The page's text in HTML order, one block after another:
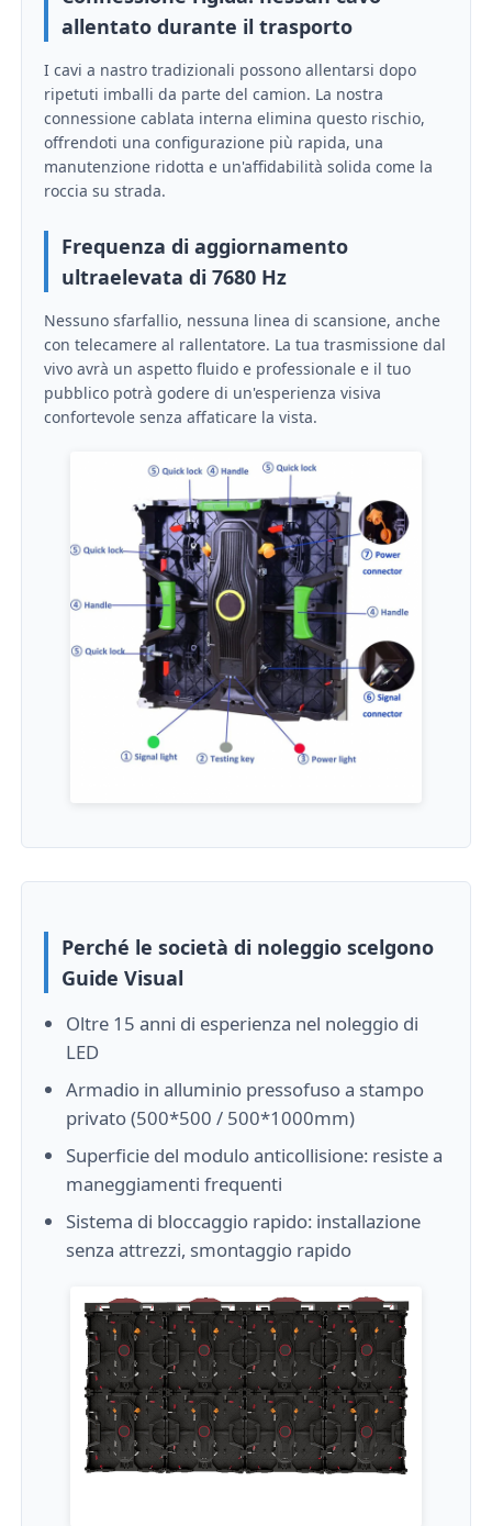
Displayboard LED esterno
Cartellone led da esterno
allentato durante il trasporto
I cavi a nastro tradizionali possono allentarsi dopo
ripetuti imballi da parte del camion. La nostra
connessione cablata interna elimina questo rischio,
offrendoti una configurazione più rapida, una
manutenzione ridotta e un'affidabilità solida come la
roccia su strada.
Frequenza di aggiornamento
ultraelevata di 7680 Hz
Nessuno sfarfallio, nessuna linea di scansione, anche
con telecamere al rallentatore. La tua trasmissione dal
vivo avrà un aspetto fluido e professionale e il tuo
pubblico potrà godere di un'esperienza visiva
confortevole senza affaticare la vista.
Perché le società di noleggio scelgono
Guide Visual
Oltre 15 anni di esperienza nel noleggio di
LED
Armadio in alluminio pressofuso a stampo
privato (500*500 / 500*1000mm)
Superficie del modulo anticollisione: resiste a
maneggiamenti frequenti
Sistema di bloccaggio rapido: installazione
senza attrezzi, smontaggio rapido